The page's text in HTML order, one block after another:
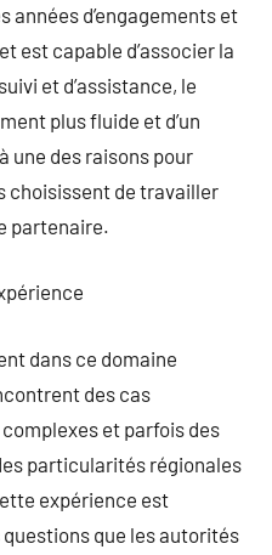
années d’engagements et
est capable d’associer la
et d’assistance, le
plus fluide et d’un
une des raisons pour
choisissent de travailler
partenaire.
dans ce domaine
des cas
et parfois des
particularités régionales
expérience est
que les autorités